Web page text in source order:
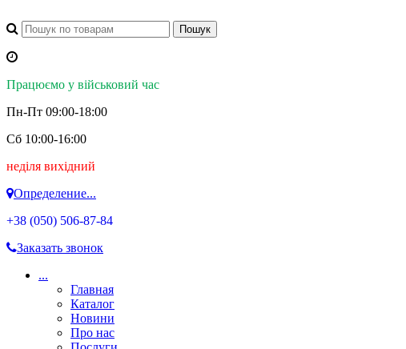
Працюємо у військовий час
Пн-Пт 09:00-18:00
Сб 10:00-16:00
неділя вихідний
Определение...
+38 (050) 506-87-84
Заказать звонок
...
Главная
Каталог
Новини
Про нас